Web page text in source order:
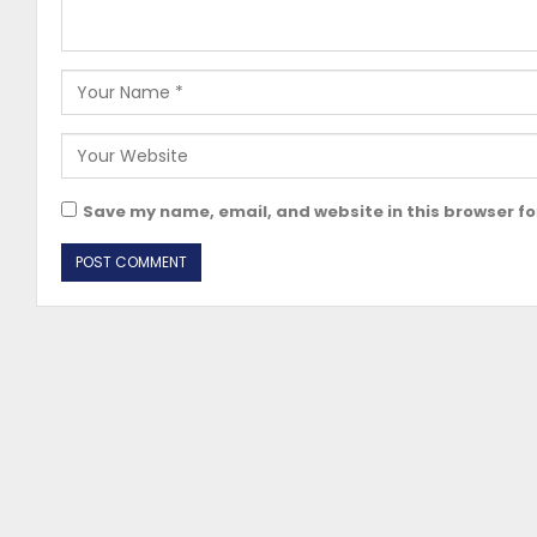
Save my name, email, and website in this browser